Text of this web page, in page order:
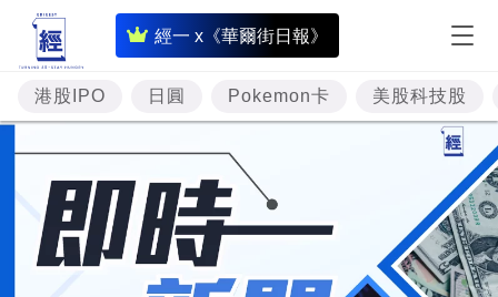
經一 x《華爾街日報》
即
時
財
經
專
題
投
資
港股IPO 日圓 Pokemon卡 美股科技股